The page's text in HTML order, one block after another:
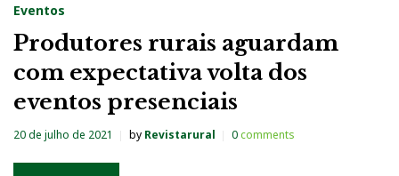
Eventos
Produtores rurais aguardam
com expectativa volta dos
eventos presenciais
20 de julho de 2021 by Revistarural 0comments